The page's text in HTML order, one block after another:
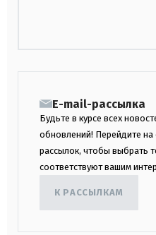
E-mail-рассылка
Будьте в курсе всех
обновлений! Перейдите на
рассылок, чтобы выбрать
соответствуют вашим
К РАССЫЛКАМ